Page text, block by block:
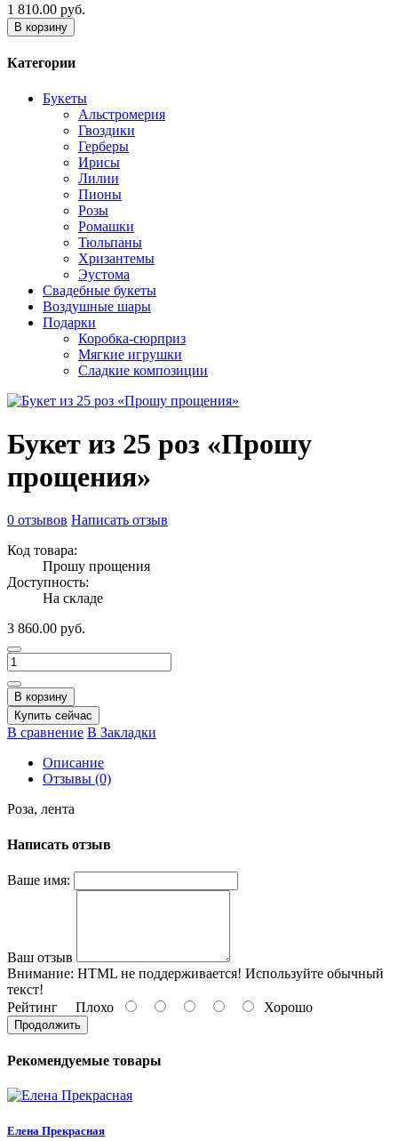
1 810.00 руб.
В корзину
Категории
Букеты
Альстромерия
Гвоздики
Герберы
Ирисы
Лилии
Пионы
Розы
Ромашки
Тюльпаны
Хризантемы
Эустома
Свадебные букеты
Воздушные шары
Подарки
Коробка-сюрприз
Мягкие игрушки
Сладкие композиции
Букет из 25 роз «Прошу
прощения»
0 отзывов Написать отзыв
Код товара:
Прошу прощения
Доступность:
На складе
3 860.00 руб.
В корзину
Купить сейчас
В сравнение В Закладки
Описание
Отзывы (0)
Роза, лента
Написать отзыв
Ваше имя:
Ваш отзыв
Внимание: HTML не поддерживается! Используйте обычный
текст!
Рейтинг Плохо Хорошо
Продолжить
Рекомендуемые товары
Елена Прекрасная